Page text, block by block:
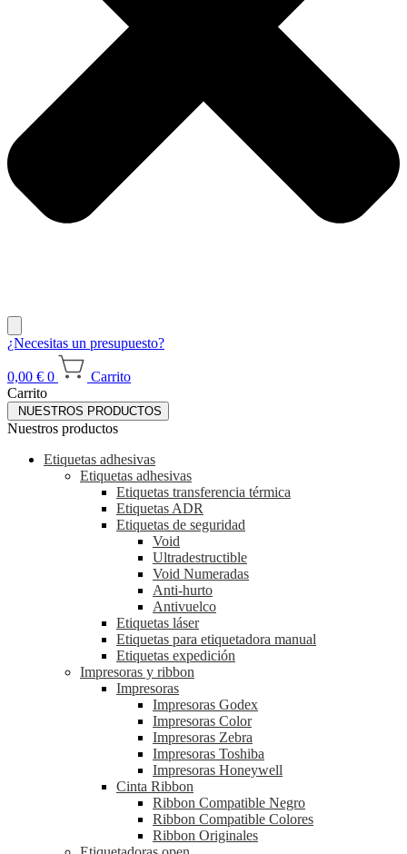
¿Necesitas un presupuesto?
0,00 € 0
Carrito
Carrito
NUESTROS PRODUCTOS
Nuestros productos
Etiquetas adhesivas
Etiquetas adhesivas
Etiquetas transferencia térmica
Etiquetas ADR
Etiquetas de seguridad
Void
Ultradestructible
Void Numeradas
Anti-hurto
Antivuelco
Etiquetas láser
Etiquetas para etiquetadora manual
Etiquetas expedición
Impresoras y ribbon
Impresoras
Impresoras Godex
Impresoras Color
Impresoras Zebra
Impresoras Toshiba
Impresoras Honeywell
Cinta Ribbon
Ribbon Compatible Negro
Ribbon Compatible Colores
Ribbon Originales